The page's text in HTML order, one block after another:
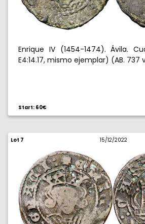
Enrique IV (1454-1474). Ávila.
E4:14.17, mismo ejemplar) (AB. 737
Start: 60€
Lot 7 15/12/2022